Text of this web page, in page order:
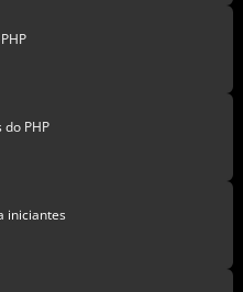
PHP
iniciantes